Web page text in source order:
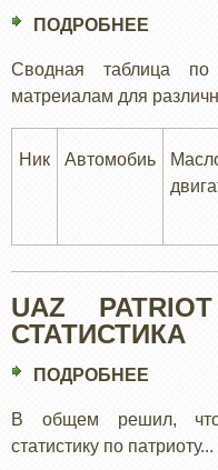
ПОДРОБНЕЕ
-
Сводная таблица по
матреиалам для
Ник Автомобиь
UAZ
СТАТИСТИКА
ПОДРОБНЕЕ
(СЛОН
В общем решил, что
статистику по